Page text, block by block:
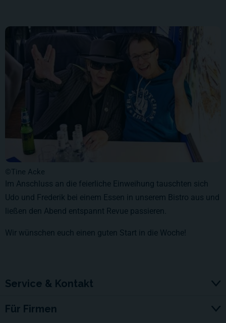
©Tine Acke
Im Anschluss an die feierliche Einweihung tauschten sich
Udo und Frederik bei einem Essen in unserem Bistro aus und
ließen den Abend entspannt Revue passieren.
Wir wünschen euch einen guten Start in die Woche!
Service & Kontakt
Für Firmen